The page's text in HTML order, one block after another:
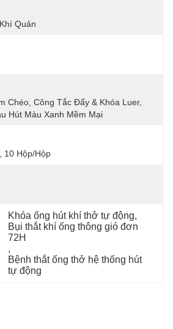
Quản
Chéo, Công Tắc Đẩy & Khóa Luer,
Hút Màu Xanh Mềm Mại
10 Hộp/hộp
Khóa ống hút khí thở tự động,
Bụi thắt khí ống thông gió đơn
72H
,
Bệnh thắt ống thở hệ thống hút
tự động